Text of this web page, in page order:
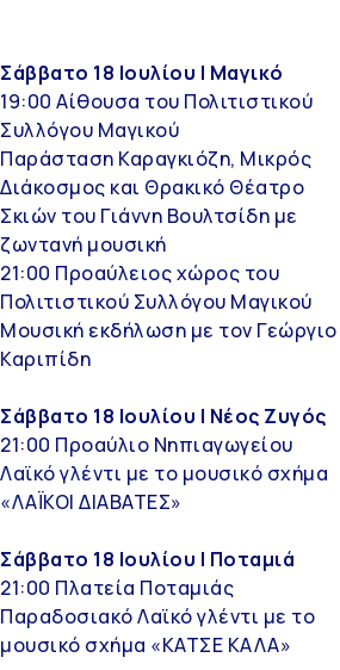
Σάββατο 18 Ιουλίου | Μαγικό
19:00 Αίθουσα του Πολιτιστικού
Συλλόγου Μαγικού
Παράσταση Καραγκιόζη, Μικρός
Διάκοσμος και Θρακικό Θέατρο
Σκιών του Γιάννη Βουλτσίδη με
ζωντανή μουσική
21:00 Προαύλειος χώρος του
Πολιτιστικού Συλλόγου Μαγικού
Μουσική εκδήλωση με τον Γεώργιο
Καριπίδη
Σάββατο 18 Ιουλίου | Νέος Ζυγός
21:00 Προαύλιο Νηπιαγωγείου
Λαϊκό γλέντι με το μουσικό σχήμα
«ΛΑΪΚΟΙ ΔΙΑΒΑΤΕΣ»
Σάββατο 18 Ιουλίου | Ποταμιά
21:00 Πλατεία Ποταμιάς
Παραδοσιακό Λαϊκό γλέντι με το
μουσικό σχήμα «ΚΑΤΣΕ ΚΑΛΑ»